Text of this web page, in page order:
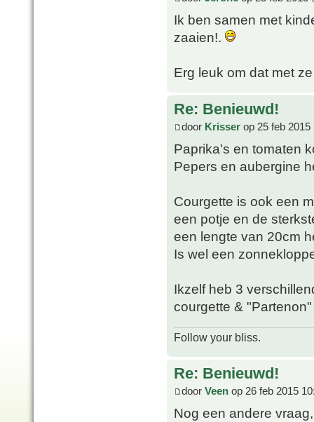
Ik ben samen met
zaaien!.
Erg leuk om dat met
Re: Benieuwd!
door Krisser op 25 feb 2015
Paprika's en tomaten
Pepers en aubergine
Courgette is ook een
een potje en de
een lengte van 20cm
Is wel een
Ikzelf heb 3
courgette &
Follow your bliss.
Re: Benieuwd!
door Veen op 26 feb 2015
Nog een andere